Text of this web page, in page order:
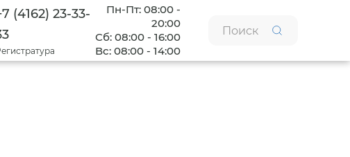
(4162) 23-33-
Пн-Пт: 08:00 -
20:00
Сб: 08:00 - 16:00
Вс: 08:00 - 14:00